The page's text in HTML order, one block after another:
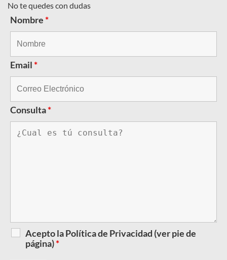
No te quedes con dudas
Nombre *
Email *
Consulta*
Acepto la Política de Privacidad (ver pie de
página)*